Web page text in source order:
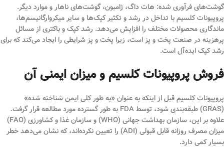
گوشت‌های فرآوری شده: هات داگ، ژامبون، گوشت‌های ناهار و موارد دیگر.
پروپیونات کلسیم با تداخل در رشد و تکثیر کپک‌ها و سایر میکروارگانیسم‌ها،
ماندگاری محصولات مختلف را افزایش می‌دهد. رشد کپک و باکتری از مسائل
پرهزینه در صنعت پخت و پز است، زیرا پخت و پز شرایطی را ایجاد می‌کند که برای
رشد کپک ایده‌آل است.
فروش پروپیونات کلسیم و میزان ایمنی آن
پروپیونات کلسیم قبل از اینکه به عنوان «به طور کلی ایمن شناخته شده»
(GRAS) طبقه‌بندی شود، توسط FDA به طور گسترده مورد مطالعه قرار گرفت.
علاوه بر این، سازمان بهداشت جهانی (WHO) و سازمان غذا و کشاورزی (FAO)
میزان مصرف روزانه قابل قبولی (ADI) را تعیین نکرده‌اند، که نشان می‌دهد خطر
بسیار کمی دارد.